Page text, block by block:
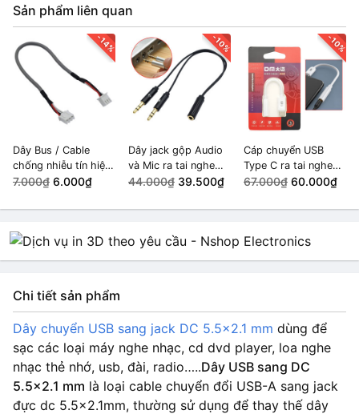
Sản phẩm liên quan
-14%
Dây Bus / Cable
chống nhiễu tín hiệu
audio XH2.54 - 3P 2
7.000₫ 6.000₫
-10%
Dây jack gộp Audio
và Mic ra tai nghe
3.5mm
44.000₫ 39.500₫
-10%
Cáp chuyển USB
Type C ra tai nghe
3.5mm
67.000₫ 60.000₫
Chi tiết sản phẩm
Dây chuyển USB sang jack DC 5.5×2.1 mm dùng để
sạc các loại máy nghe nhạc, cd dvd player, loa nghe
nhạc thẻ nhớ, usb, đài, radio…..Dây USB sang DC
5.5×2.1 mm là loại cable chuyển đổi USB-A sang jack
đực dc 5.5×2.1mm, thường sử dụng để thay thế dây